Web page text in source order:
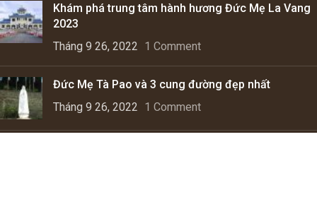
Khám phá trung tâm hành hương Đức Mẹ La Vang
2023
Tháng 9 26, 2022 1 Comment
Đức Mẹ Tà Pao và 3 cung đường đẹp nhất
Tháng 9 26, 2022 1 Comment